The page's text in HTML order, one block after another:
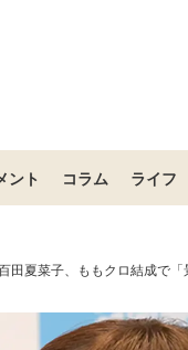
ント コラム ライフ
田夏菜子、ももクロ結成で